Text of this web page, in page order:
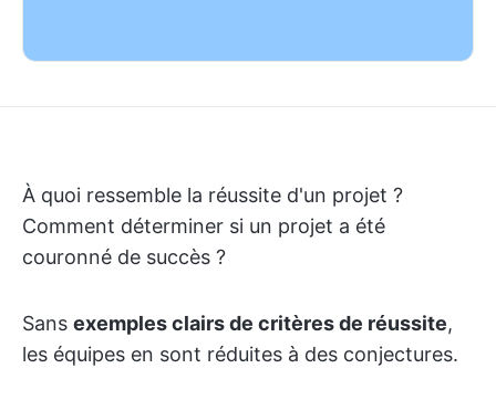
À quoi ressemble la réussite d'un projet ?
Comment déterminer si un projet a été
couronné de succès ?
Sans exemples clairs de critères de réussite,
les équipes en sont réduites à des conjectures.